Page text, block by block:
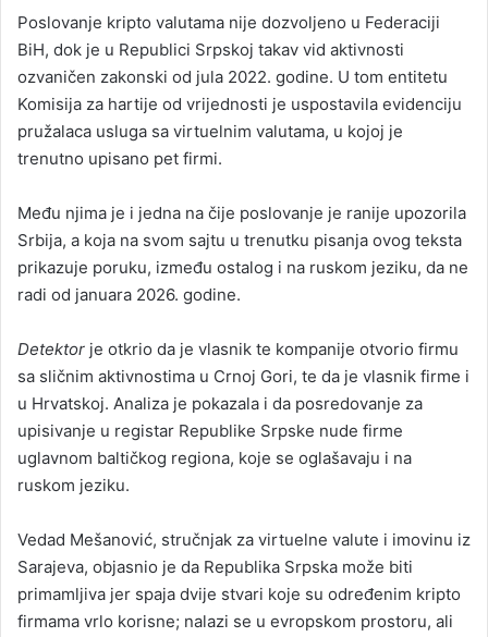
Poslovanje kripto valutama nije dozvoljeno u Federaciji
BiH, dok je u Republici Srpskoj takav vid aktivnosti
ozvaničen zakonski od jula 2022. godine. U tom entitetu
Komisija za hartije od vrijednosti je uspostavila evidenciju
pružalaca usluga sa virtuelnim valutama, u kojoj je
trenutno upisano pet firmi.
Među njima je i jedna na čije poslovanje je ranije upozorila
Srbija, a koja na svom sajtu u trenutku pisanja ovog teksta
prikazuje poruku, između ostalog i na ruskom jeziku, da ne
radi od januara 2026. godine.
Detektor je otkrio da je vlasnik te kompanije otvorio firmu
sa sličnim aktivnostima u Crnoj Gori, te da je vlasnik firme i
u Hrvatskoj. Analiza je pokazala i da posredovanje za
upisivanje u registar Republike Srpske nude firme
uglavnom baltičkog regiona, koje se oglašavaju i na
ruskom jeziku.
Vedad Mešanović, stručnjak za virtuelne valute i imovinu iz
Sarajeva, objasnio je da Republika Srpska može biti
primamljiva jer spaja dvije stvari koje su određenim kripto
firmama vrlo korisne; nalazi se u evropskom prostoru, ali